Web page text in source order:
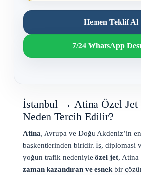
Hemen Teklif Al
7/24 WhatsApp
İstanbul → Atina Özel Jet
Neden Tercih Edilir?
Atina, Avrupa ve Doğu Akdeniz’in
başkentlerinden biridir. İş, diplomasi
yoğun trafik nedeniyle özel jet, Atina
zaman kazandıran ve esnekbir